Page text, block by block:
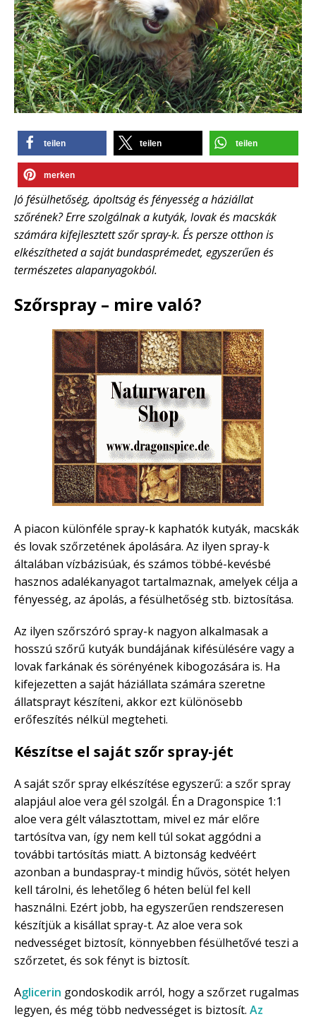
teilen teilen teilen
merken
Jó fésülhetőség, ápoltság és fényesség a háziállat
szőrének? Erre szolgálnak a kutyák, lovak és macskák
számára kifejlesztett szőr spray-k. És persze otthon is
elkészítheted a saját bundasprémedet, egyszerűen és
természetes alapanyagokból.
Szőrspray – mire való?
A piacon különféle spray-k kaphatók kutyák, macskák
és lovak szőrzetének ápolására. Az ilyen spray-k
általában vízbázisúak, és számos többé-kevésbé
hasznos adalékanyagot tartalmaznak, amelyek célja a
fényesség, az ápolás, a fésülhetőség stb. biztosítása.
Az ilyen szőrszóró spray-k nagyon alkalmasak a
hosszú szőrű kutyák bundájának kifésülésére vagy a
lovak farkának és sörényének kibogozására is. Ha
kifejezetten a saját háziállata számára szeretne
állatsprayt készíteni, akkor ezt különösebb
erőfeszítés nélkül megteheti.
Készítse el saját szőr spray-jét
A saját szőr spray elkészítése egyszerű: a szőr spray
alapjául aloe vera gél szolgál. Én a Dragonspice 1:1
aloe vera gélt választottam, mivel ez már előre
tartósítva van, így nem kell túl sokat aggódni a
további tartósítás miatt. A biztonság kedvéért
azonban a bundaspray-t mindig hűvös, sötét helyen
kell tárolni, és lehetőleg 6 héten belül fel kell
használni. Ezért jobb, ha egyszerűen rendszeresen
készítjük a kisállat spray-t. Az aloe vera sok
nedvességet biztosít, könnyebben fésülhetővé teszi a
szőrzetet, és sok fényt is biztosít.
Aglicerin gondoskodik arról, hogy a szőrzet rugalmas
legyen, és még több nedvességet is biztosít. Az